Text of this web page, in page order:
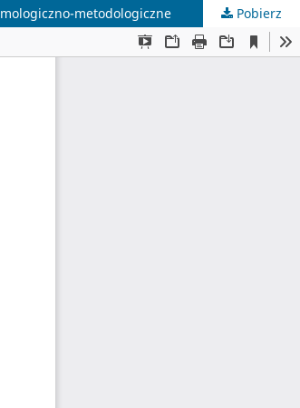
metodologiczne Pobierz